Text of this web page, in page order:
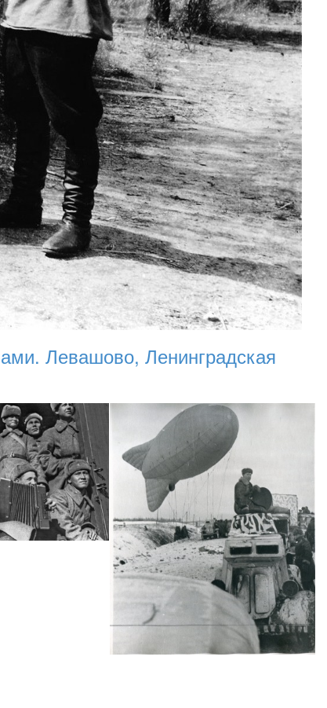
Левашово, Ленинградская